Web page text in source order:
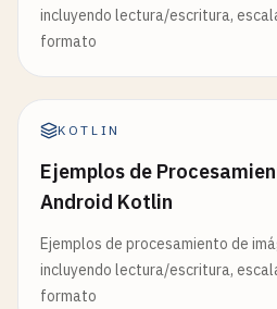
incluyendo lectura/escritura,
formato
KOTLIN
Ejemplos de
Android Kotlin
Ejemplos de procesamiento de
incluyendo lectura/escritura,
formato